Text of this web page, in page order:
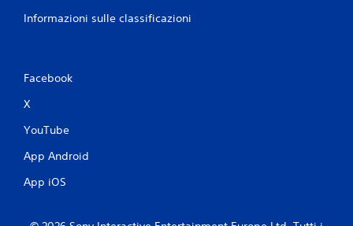
Informazioni sulle classificazioni
Facebook
X
YouTube
App Android
App iOS